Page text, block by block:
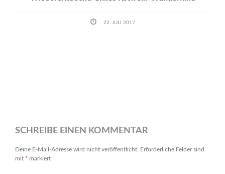
22. JULI 2017
SCHREIBE EINEN KOMMENTAR
Deine E-Mail-Adresse wird nicht veröffentlicht. Erforderliche Felder sind
mit * markiert